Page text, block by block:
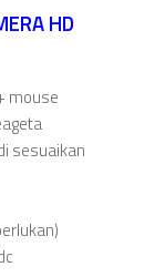
HD
mouse
sesuaikan